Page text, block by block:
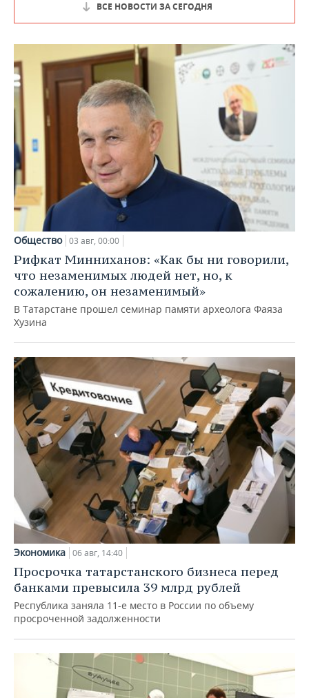
ВСЕ НОВОСТИ ЗА СЕГОДНЯ
Общество 03 авг, 00:00
Рифкат Минниханов: «Как бы ни говорили,
что незаменимых людей нет, но, к
сожалению, он незаменимый»
В Татарстане прошел семинар памяти археолога Фаяза
Хузина
Экономика 06 авг, 14:40
Просрочка татарстанского бизнеса перед
банками превысила 39 млрд рублей
Республика заняла 11-е место в России по объему
просроченной задолженности